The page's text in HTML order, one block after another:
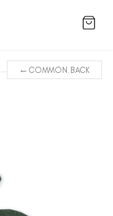
Glückspilz WFFP-8959
←COMMON.BACK